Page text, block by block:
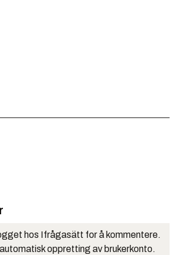
hos Ifrågasätt for å kommentere.
oppretting av brukerkonto.